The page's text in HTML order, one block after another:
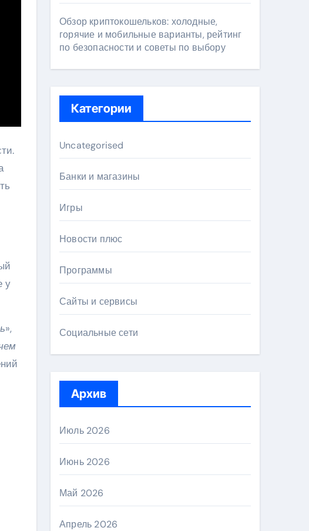
у
»,
Обзор криптокошельков: холодные,
горячие и мобильные варианты, рейтинг
по безопасности и советы по выбору
Категории
Uncategorised
Банки и магазины
Игры
Новости плюс
Программы
Сайты и сервисы
Социальные сети
Архив
Июль 2026
Июнь 2026
Май 2026
Апрель 2026